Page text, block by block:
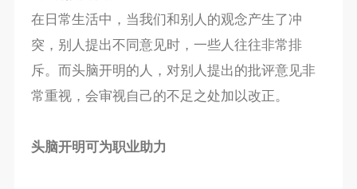
在日常生活中，当我们和别人的观念产生了冲
突，别人提出不同意见时，一些人往往非常排
斥。而头脑开明的人，对别人提出的批评意见非
常重视，会审视自己的不足之处加以改正。
头脑开明可为职业助力